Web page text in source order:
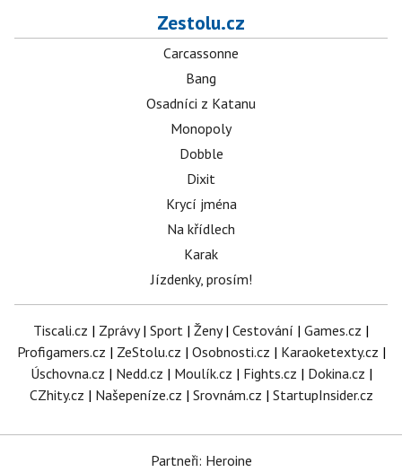
Zestolu.cz
Carcassonne
Bang
Osadníci z Katanu
Monopoly
Dobble
Dixit
Krycí jména
Na křídlech
Karak
Jízdenky, prosím!
Tiscali.cz | Zprávy| Sport | Ženy| Cestování | Games.cz |
Profigamers.cz | ZeStolu.cz | Osobnosti.cz | Karaoketexty.cz |
Úschovna.cz | Nedd.cz | Moulík.cz | Fights.cz | Dokina.cz |
CZhity.cz | Našepeníze.cz | Srovnám.cz | StartupInsider.cz
Partneři: Heroine